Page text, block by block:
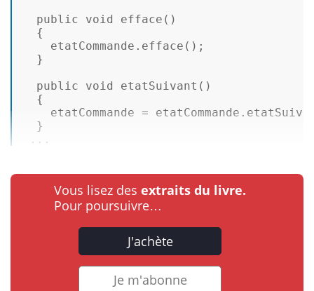
public
void efface ( )
{
etatCommande. efface ();
}
public
void etatSuivant ( )
{
etatCommande = etatCommande.
}
...
Vous lisez des extraits du livre.
Pour poursuivre…
J'achète
Je m'abonne